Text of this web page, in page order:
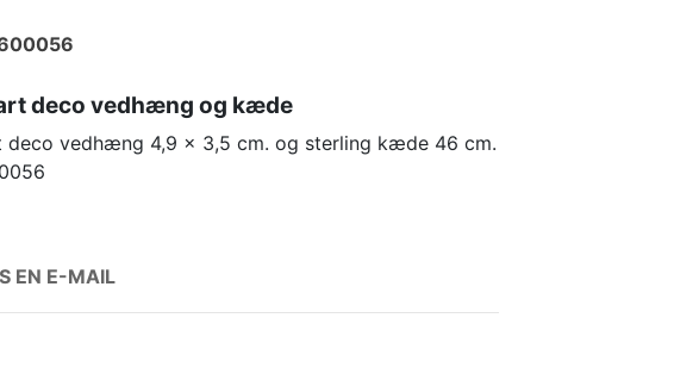
deco vedhæng og kæde
deco vedhæng 4,9 x 3,5 cm. og sterling kæde 46 cm.
EN E-MAIL